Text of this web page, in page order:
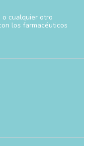
cualquier otro
los farmacéuticos